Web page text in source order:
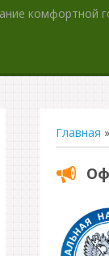
комфортной
Главная »